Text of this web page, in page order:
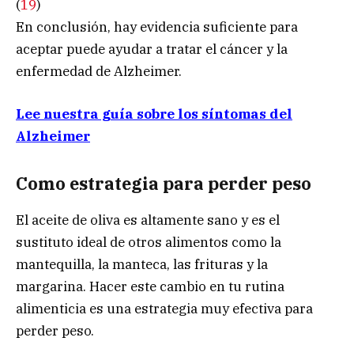
(19)
En conclusión, hay evidencia suficiente para
aceptar puede ayudar a tratar el cáncer y la
enfermedad de Alzheimer.
Lee nuestra guía sobre los síntomas del
Alzheimer
Como estrategia para perder peso
El aceite de oliva es altamente sano y es el
sustituto ideal de otros alimentos como la
mantequilla, la manteca, las frituras y la
margarina. Hacer este cambio en tu rutina
alimenticia es una estrategia muy efectiva para
perder peso.